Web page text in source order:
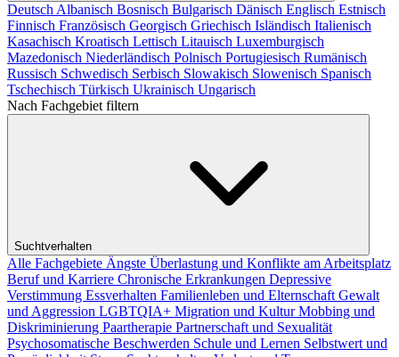
Deutsch Albanisch Bosnisch Bulgarisch Dänisch Englisch Estnisch
Finnisch Französisch Georgisch Griechisch Isländisch Italienisch
Kasachisch Kroatisch Lettisch Litauisch Luxemburgisch
Mazedonisch Niederländisch Polnisch Portugiesisch Rumänisch
Russisch Schwedisch Serbisch Slowakisch Slowenisch Spanisch
Tschechisch Türkisch Ukrainisch Ungarisch
Nach Fachgebiet filtern
Suchtverhalten
Alle Fachgebiete Ängste Überlastung und Konflikte am Arbeitsplatz
Beruf und Karriere Chronische Erkrankungen Depressive
Verstimmung Essverhalten Familienleben und Elternschaft Gewalt
und Aggression LGBTQIA+ Migration und KulturMobbing und
Diskriminierung Paartherapie Partnerschaft und Sexualität
Psychosomatische Beschwerden Schule und Lernen Selbstwert und